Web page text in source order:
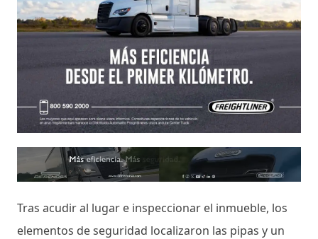
Tras acudir al lugar e inspeccionar el inmueble, los
elementos de seguridad localizaron las pipas y un